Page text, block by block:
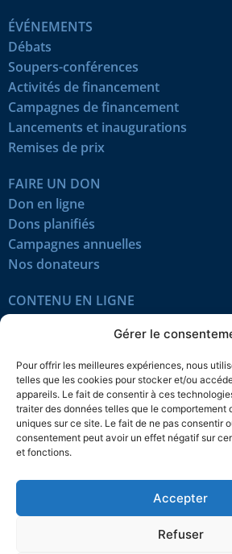
Gérer le
Pour offrir les meilleures expériences, nous
telles que les cookies pour stocker et/ou
appareils. Le fait de consentir à ces
traiter des données telles que le comportement
uniques sur ce site. Le fait de ne pas consentir
consentement peut avoir un effet négatif sur
et fonctions.
Accepter
Refuser
ÉVÉNEMENTS
Débats
Soupers-conférences
Activités de financement
Campagnes de financement
Lancements et inaugurations
Remises de prix
FAIRE UN DON
Don en ligne
Dons planifiés
Campagnes annuelles
Nos donateurs
CONTENU EN LIGNE
Tous les articles
Œuvres du mois
En vidéo
SUIVEZ-NOUS
Mentions